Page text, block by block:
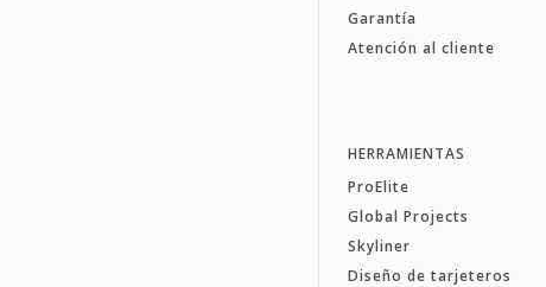
Garantía
Atención al cliente
HERRAMIENTAS
ProElite
Global Projects
Skyliner
Diseño de tarjeteros